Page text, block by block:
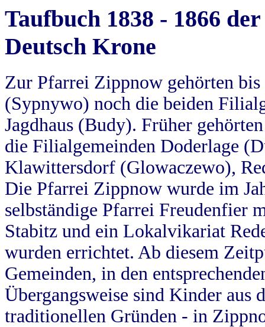
Taufbuch 1838 - 1866
Deutsch Krone
Zur Pfarrei Zippnow gehörten
(Sypnywo) noch die beiden
Jagdhaus (Budy). Früher
die Filialgemeinden Doderlage
Klawittersdorf (Glowaczewo),
Die Pfarrei Zippnow wurde im
selbständige Pfarrei Freudenfier
Stabitz und ein Lokalvikariat
wurden errichtet. Ab diesem
Gemeinden, in den
Übergangsweise sind Kinder aus
traditionellen Gründen - in